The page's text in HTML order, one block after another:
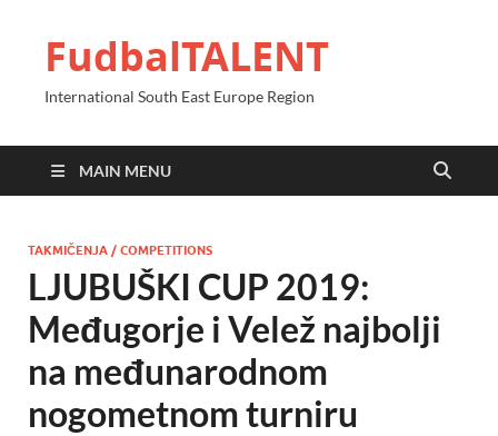
FudbalTALENT
International South East Europe Region
MAIN MENU
TAKMIČENJA / COMPETITIONS
LJUBUŠKI CUP 2019:
Međugorje i Velež najbolji
na međunarodnom
nogometnom turniru